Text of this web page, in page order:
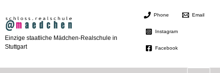
Inhalt
springen
Einzige staatliche Mädchen-Realschule in
Stuttgart
Phone Email
Instagram
Facebook